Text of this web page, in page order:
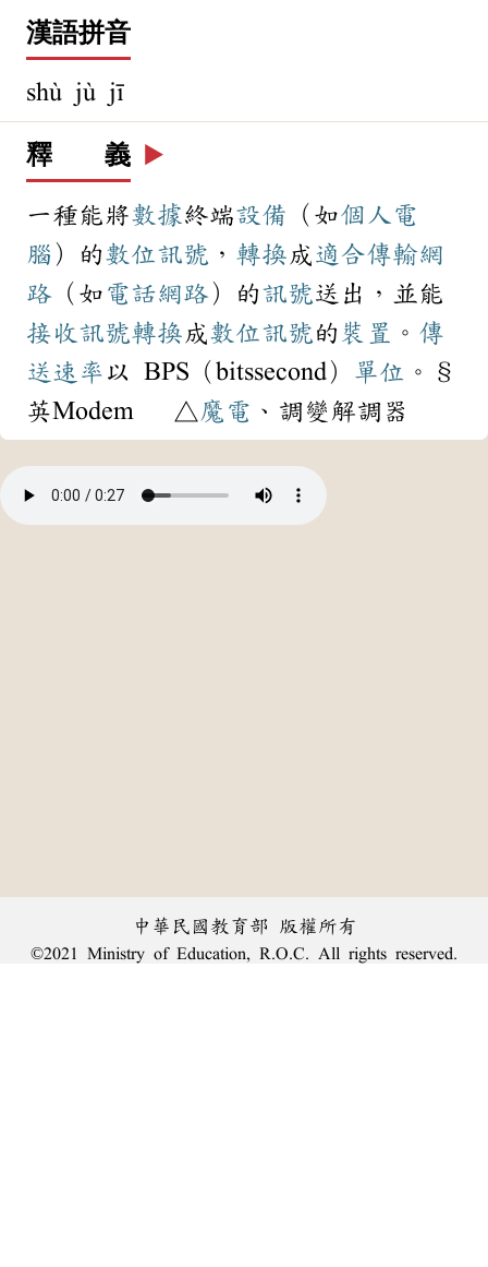
漢語拼音
shù jù jī
釋 義 ▶️
一種能將數據終端設備 （如個人電
腦 ）的數位訊號 ， 轉換 成適合傳輸網
路 （如 電話網路 ）的訊號送出，並能
接收訊號轉換 成數位訊號的 裝置 。 傳
送速率 以 BPS（bitssecond） 單位 。§
英Modem △魔電 、調變解調器
中華民國教育部 版權所有
©2021 Ministry of Education, R.O.C. All rights reserved.